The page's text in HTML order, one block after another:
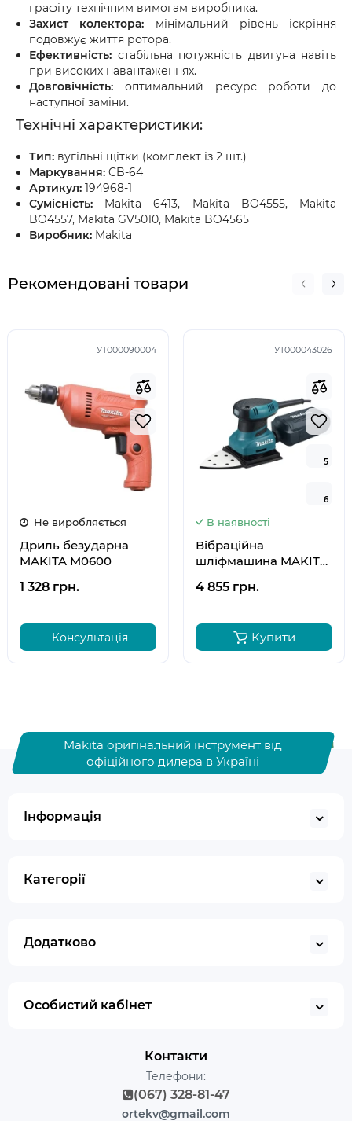
графіту технічним вимогам виробника.
Захист колектора: мінімальний рівень іскріння
подовжує життя ротора.
Ефективність: стабільна потужність двигуна навіть
при високих навантаженнях.
Довговічність: оптимальний ресурс роботи до
наступної заміни.
Технічні характеристики:
Тип: вугільні щітки (комплект із 2 шт.)
Маркування: CB-64
Артикул: 194968-1
Сумісність: Makita 6413, Makita BO4555, Makita
BO4557, Makita GV5010, Makita BO4565
Виробник: Makita
Рекомендовані товари
УТ000090004
Не виробляється
Дриль безударна
MAKITA M0600
1 328 грн.
Консультація
УТ000043026
5
6
5
6
В наявності
Вібраційна
шліфмашина MAKITA
4 855 грн.
Купити
Makita оригінальний інструмент від
офіційного дилера в Україні
Інформація
Категорії
Додатково
Особистий кабінет
Контакти
Телефони:
(067) 328-81-47
ortekv@gmail.com